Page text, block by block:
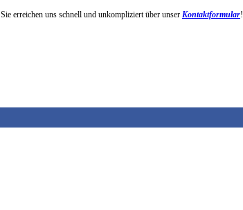
Sie erreichen uns schnell und unkompliziert über unser Kontaktformular!